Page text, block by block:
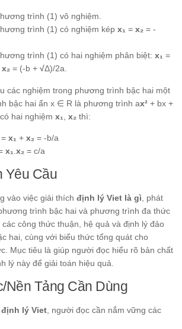
trình (1) vô nghiệm.
trình (1) có nghiệm kép x₁ = x₂ = -
trình (1) có hai nghiệm phân biệt: x₁ =
x₂ = (-b + √Δ)/2a.
các nghiệm trong phương trình bậc hai một
bậc hai ẩn x ∈ R là phương trình ax² + bx +
hai nghiệm x₁ x₂ thì:
x₁ + x₂ = -b/a
x₁ x₂ = c/a
Yêu Cầu
vào việc giải thích định lý Viet là gì , phát
trình bậc hai và phương trình đa thức
công thức thuận, hệ quả và định lý đảo
hai, cùng với biểu thức tổng quát cho
Mục tiêu là giúp người đọc hiểu rõ bản chất
lý này để giải toán hiệu quả.
Nền Tảng Cần Dùng
định lý Viet , người đọc cần nắm vững các